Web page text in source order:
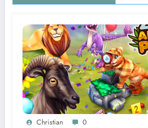
Christian 0